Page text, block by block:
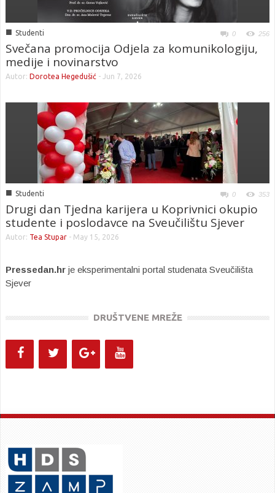
■ Studenti 0 256
Svečana promocija Odjela za komunikologiju,
medije i novinarstvo
Autor: Dorotea Hegedušić - Jun 7, 2026
■ Studenti 0 353
Drugi dan Tjedna karijera u Koprivnici okupio
studente i poslodavce na Sveučilištu Sjever
Autor: Tea Stupar - May 15, 2026
Pressedan.hr je eksperimentalni portal studenata Sveučilišta
Sjever
DRUŠTVENE MREŽE